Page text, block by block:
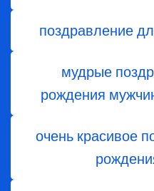
поздравление
мудрые
рождения
очень красивое